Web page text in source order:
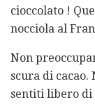
cioccolato !
nocciola al
Non
scura di
sentiti libero di